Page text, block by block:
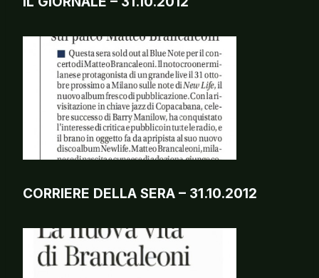
CORRIERE DELLA SERA – 31.10.2012